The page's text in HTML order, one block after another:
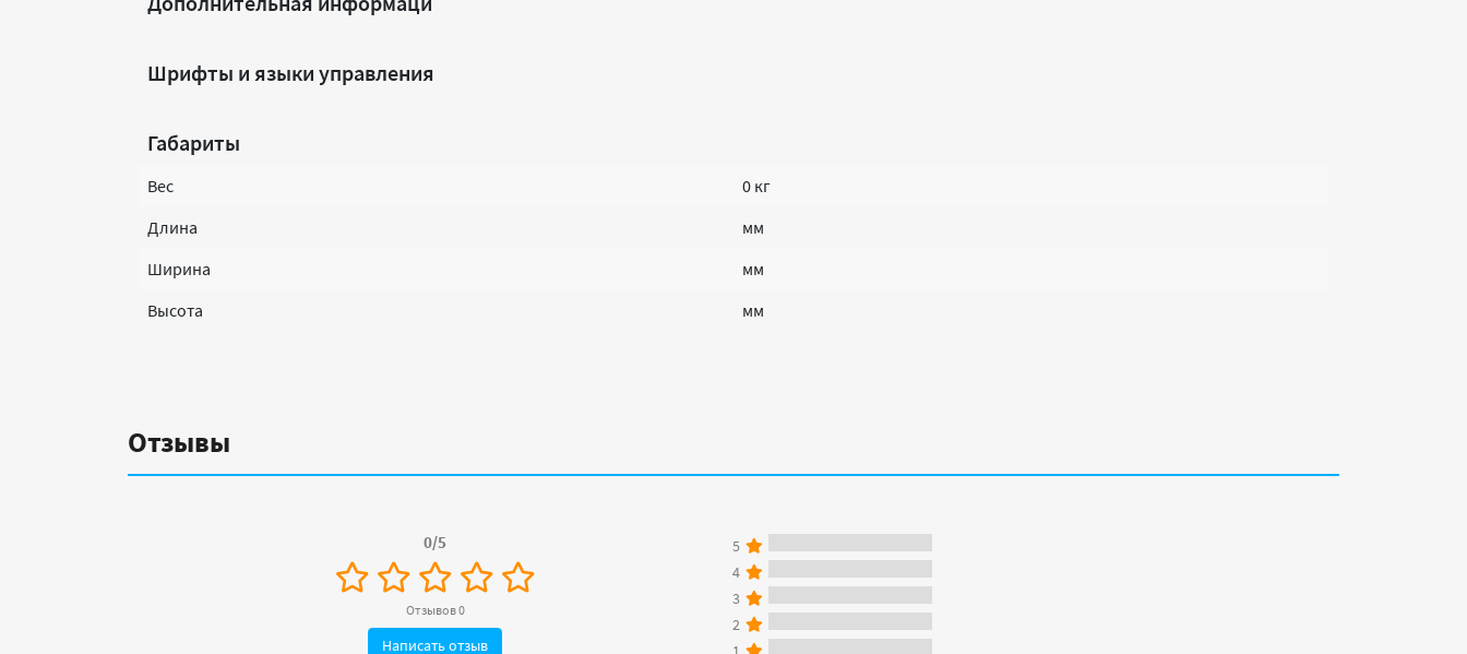
Шрифты и языки управления
Габариты
Вес
0 кг
Длина
мм
Ширина
мм
Высота
мм
Отзывы
0/5
Отзывов 0
Написать отзыв
5
4
3
2